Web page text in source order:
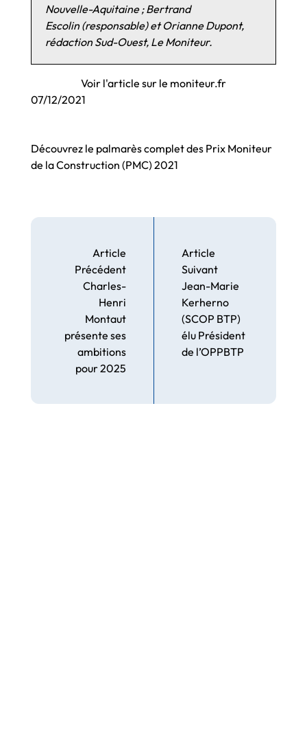
Nouvelle-Aquitaine ; Bertrand
Escolin (responsable) et Orianne Dupont,
rédaction Sud-Ouest, Le Moniteur.
Voir l'article sur le moniteur.fr
07/12/2021
Découvrez le palmarès complet des Prix Moniteur
de la Construction (PMC) 2021
Article
Précédent
Charles-
Henri
Montaut
présente ses
ambitions
pour 2025
Article
Suivant
Jean-Marie
Kerherno
(SCOP BTP)
élu Président
de l’OPPBTP